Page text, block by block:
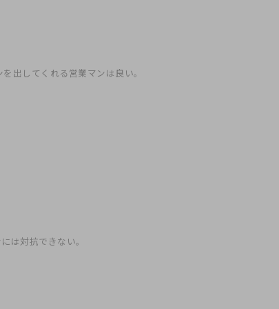
出してくれる営業マンは良い。
は対抗できない。